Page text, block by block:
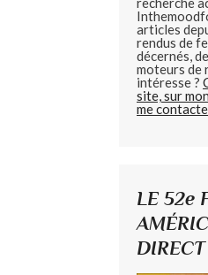
articles
rendus de
décernés,
moteurs de
intéresse ?
site, sur
me
LE 52e
DIRECT